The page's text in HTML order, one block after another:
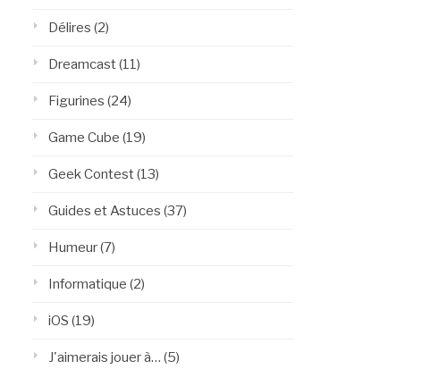
Délires (2)
Dreamcast(11)
Figurines (24)
Game Cube (19)
Geek Contest(13)
Guides et Astuces (37)
Humeur(7)
Informatique (2)
iOS (19)
J'aimerais jouer à… (5)